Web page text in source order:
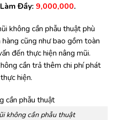
Đầy: 9,000,000.
không cần phẫu thuật phù
cũng như bao gồm toàn
đến thực hiện nâng mũi.
cần trả thêm chi phí phát
hiện.
không cần phẫu thuật